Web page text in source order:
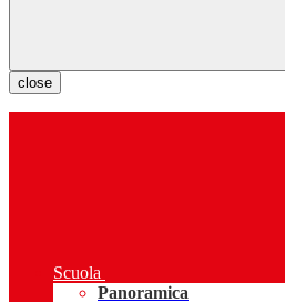
close
Scuola
Panoramica